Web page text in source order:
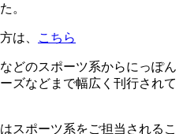
。
は、 こちら
どのスポーツ系からにっぽん
ズなどまで幅広く刊行されて
スポーツ系をご担当されるこ